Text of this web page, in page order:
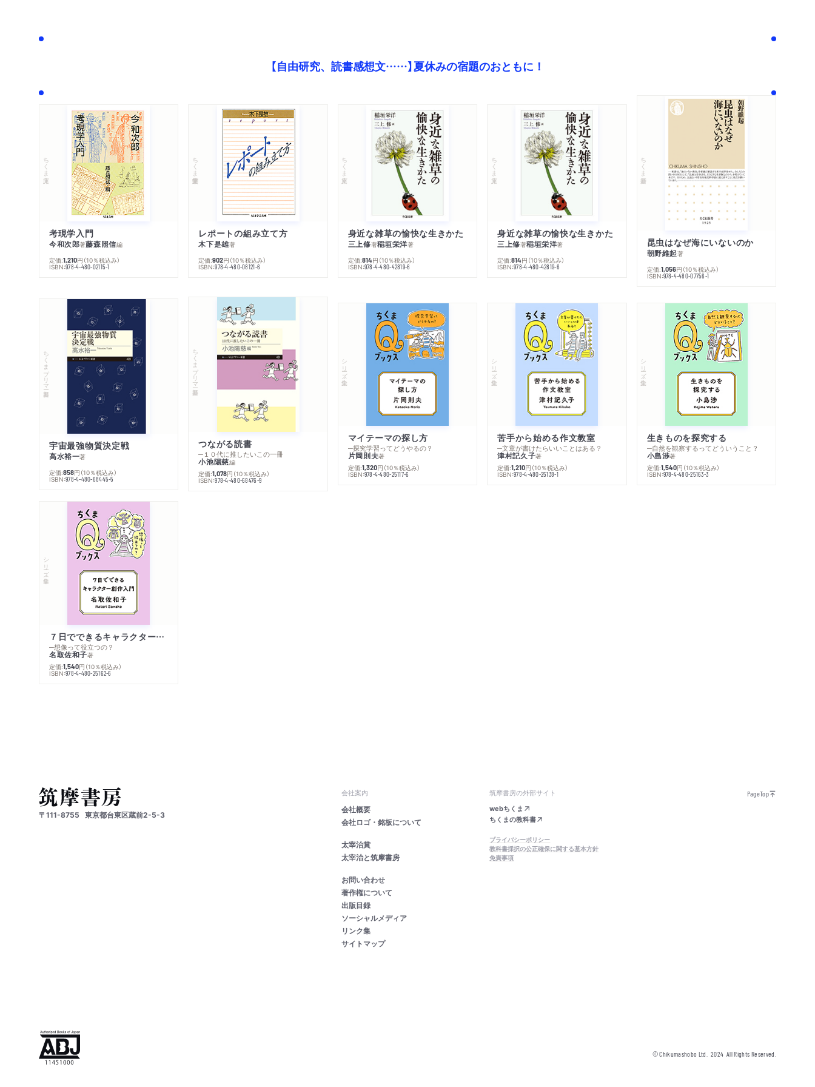
【自由研究、読書感想文……】夏休みの宿題のおともに！
ちくま文庫
考現学入門
今和次郎著藤森照信編
定価:1,210円 （10％税込み）
ISBN:978-4-480-02115-1
ちくま学芸文庫
レポートの組み立て方
木下是雄著
定価:902円 （10％税込み）
ISBN:978-4-480-08121-6
ちくま文庫
身近な雑草の愉快な生きかた
三上修著稲垣栄洋著
定価:814円 （10％税込み）
ISBN:978-4-480-42819-6
ちくま文庫
身近な雑草の愉快な生きかた
三上修著稲垣栄洋著
定価:814円 （10％税込み）
ISBN:978-4-480-42819-6
ちくま新書
昆虫はなぜ海にいないのか
朝野維起著
定価:1,056円 （10％税込み）
ISBN:978-4-480-07756-1
ちくまプリマー新書
宇宙最強物質決定戦
高水裕一著
定価:858円 （10％税込み）
ISBN:978-4-480-68445-5
ちくまプリマー新書
つながる読書
─１０代に推したいこの一冊
小池陽慈編
定価:1,078円 （10％税込み）
ISBN:978-4-480-68476-9
シリーズ・全集
マイテーマの探し方
─探究学習ってどうやるの？
片岡則夫著
定価:1,320円 （10％税込み）
ISBN:978-4-480-25117-6
シリーズ・全集
苦手から始める作文教室
─文章が書けたらいいことはある？
津村記久子著
定価:1,210円 （10％税込み）
ISBN:978-4-480-25138-1
シリーズ・全集
生きものを探究する
─自然を観察するってどういうこと？
小島渉著
定価:1,540円 （10％税込み）
ISBN:978-4-480-25163-3
シリーズ・全集
７日でできるキャラクター創作入門
─想像って役立つの？
名取佐和子著
定価:1,540円 （10％税込み）
ISBN:978-4-480-25162-6
〒111-8755 東京都台東区蔵前2-5-3
会社案内
会社概要
会社ロゴ・銘板について
太宰治賞
太宰治と筑摩書房
お問い合わせ
著作権について
出版目録
ソーシャルメディア
リンク集
サイトマップ
筑摩書房の外部サイト
webちくま
ちくまの教科書
プライバシーポリシー
教科書採択の公正確保に関する基本方針
免責事項
PageTop
© Chikumashobo Ltd. 2024 All Rights Reserved.